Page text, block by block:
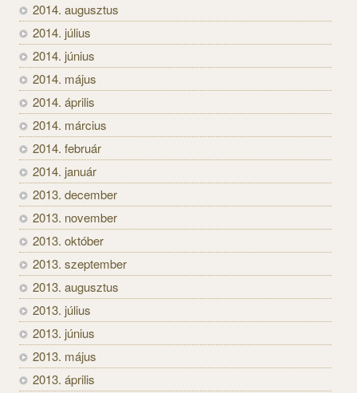
2014. augusztus
2014. július
2014. június
2014. május
2014. április
2014. március
2014. február
2014. január
2013. december
2013. november
2013. október
2013. szeptember
2013. augusztus
2013. július
2013. június
2013. május
2013. április